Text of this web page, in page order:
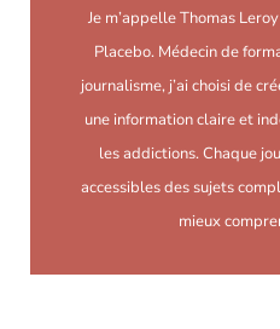
Je m’appelle Thomas
Placebo. Médecin de
journalisme, j’ai choisi de
une information claire et
les addictions. Chaque
accessibles des sujets
mieux